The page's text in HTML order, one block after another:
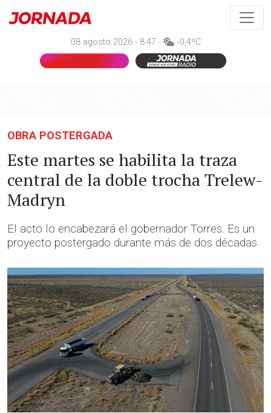
08 agosto 2026 - 8:47 - -0,4ºC
OBRA POSTERGADA
Este martes se habilita la traza
central de la doble trocha Trelew-
Madryn
El acto lo encabezará el gobernador Torres. Es un
proyecto postergado durante más de dos décadas.